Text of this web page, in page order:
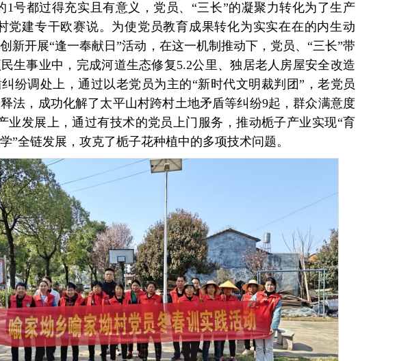
1号都过得充实且有意义，党员、“三长”的凝聚力转化为了生产
党建专干欧赛说。为使党员教育成果转化为实实在在的内生动
新开展“逢一奉献日”活动，在这一机制推动下，党员、“三长”带
生事业中，完成河道生态修复5.2公里、独居老人房屋安全改造
纷调处上，通过以老党员为主的“新时代文明裁判团”，老党员
法，成功化解了太平山村跨村土地矛盾等纠纷9起，群众满意度
业发展上，通过有技术的党员上门服务，推动栀子产业实现“育
全链发展，攻克了栀子花种植中的多项技术问题。